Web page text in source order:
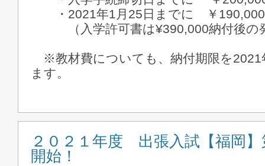
・2021年1月25日までに ￥190,000
（入学許可書は¥390,000納付後の
※教材費についても、納付期限を2021
ます。
２０２１年度 出張入試【福岡
開始！